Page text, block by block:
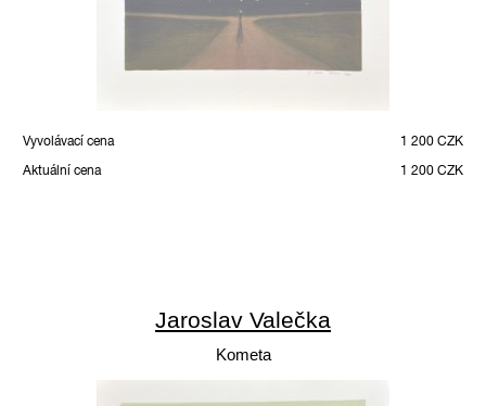
Vyvolávací cena
1 200 CZK
Aktuální cena
1 200 CZK
Jaroslav Valečka
Kometa